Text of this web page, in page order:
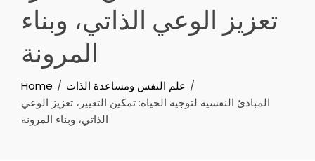
تعزيز الوعي الذاتي، وبناء
المرونة
Home
علم النفس ومساعدة الذات
المبادئ النفسية لتوجيه الحياة: تمكين التغيير، تعزيز الوعي
الذاتي، وبناء المرونة